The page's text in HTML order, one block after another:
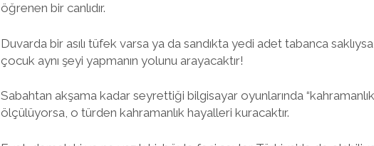
öğrenen bir canlıdır.
Duvarda bir asılı tüfek varsa ya da sandıkta yedi adet tabanca
çocuk aynı şeyi yapmanın yolunu arayacaktır!
Sabahtan akşama kadar seyrettiği bilgisayar oyunlarında
ölçülüyorsa, o türden kahramanlık hayalleri kuracaktır.